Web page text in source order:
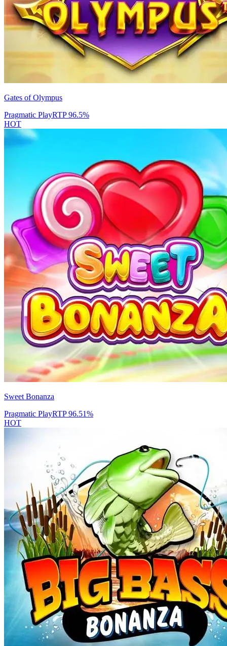
Gates of Olympus
Pragmatic PlayRTP96.5%
HOT
Sweet Bonanza
Pragmatic PlayRTP96.51%
HOT